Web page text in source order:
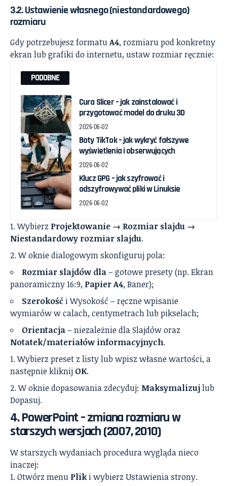
3.2. Ustawienie własnego (niestandardowego)
rozmiaru
Gdy potrzebujesz formatuA4, rozmiaru pod konkretny
ekran lub grafiki do internetu, ustaw rozmiar ręcznie:
PODOBNE
Cura Slicer – jak zainstalować i
przygotować model do druku 3D
2026-06-02
Boty TikTok – jak wykryć fałszywe
wyświetlenia i obserwujących
2026-06-02
Klucz GPG – jak szyfrować i
odszyfrowywać pliki w Linuksie
2026-06-02
Wybierz Projektowanie → Rozmiar slajdu →
Niestandardowy rozmiar slajdu.
W oknie dialogowym skonfiguruj pola:
Rozmiar slajdów dla– gotowe presety (np. Ekran
panoramiczny 16:9, Papier A4, Baner);
Szerokość i Wysokość – ręczne wpisanie
wymiarów w calach, centymetrach lub pikselach;
Orientacja– niezależnie dla Slajdów oraz
Notatek/materiałów informacyjnych.
Wybierz preset z listy lub wpisz własne wartości, a
następnie kliknij OK.
W oknie dopasowania zdecyduj: Maksymalizujlub
Dopasuj.
4. PowerPoint – zmiana rozmiaru w
starszych wersjach (2007, 2010)
W starszych wydaniach procedura wygląda nieco
inaczej:
Otwórz menu Pliki wybierz Ustawienia strony.